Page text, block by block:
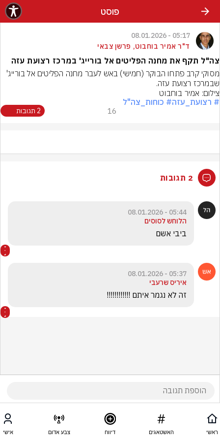
פוסט
05:17 - 08.01.2026
ד"ר אמיר בוחבוט, פרשן צבאי
צה"ל תקף את מחנה הפליטים אל בורייג' במרכז רצועת עזה
שבמרכז רצועת עזה.
צילום: אמיר בוחבוט
# רצועת_עזה# כוחות_צה"ל
16 2 תגובות
2 תגובות
05:44 - 08.01.2026
הלוחש לסוסים
ביבי אשם
05:37 - 08.01.2026
איריס שרעבי
זה לא נגמר איתם !!!!!!!!!!!!
ראשי האשטאגים דיווח צבע אדום אישי